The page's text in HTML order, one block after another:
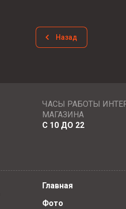
Назад
ЧАСЫ РАБОТЫ
МАГАЗИНА
С 10 ДО 22
Главная
Фото